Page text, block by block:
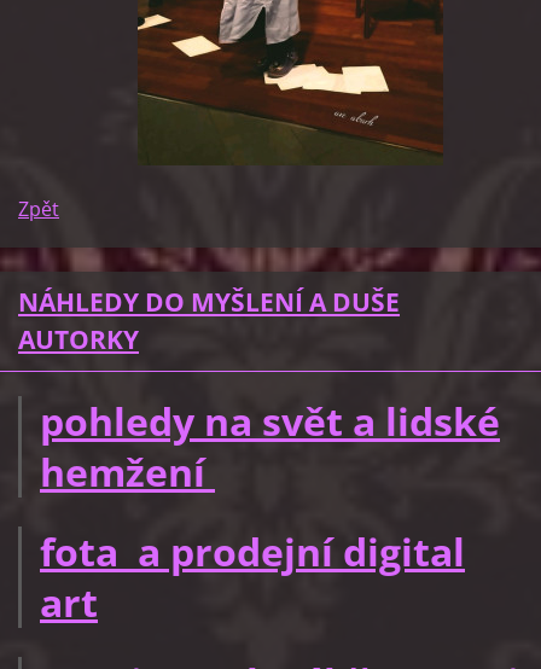
Zpět
NÁHLEDY DO MYŠLENÍ A DUŠE
AUTORKY
pohledy na svět a lidské
hemžení
fota a prodejní digital
art